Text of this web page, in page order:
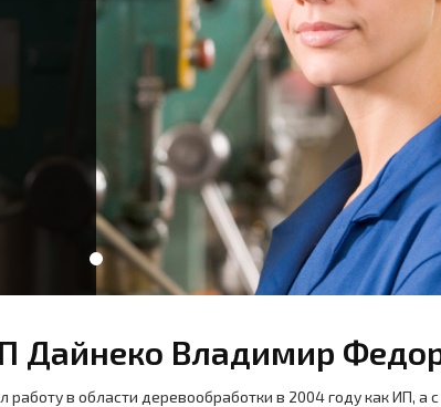
Дайнеко Владимир
в области деревообработки в 2004 году как ИП, а